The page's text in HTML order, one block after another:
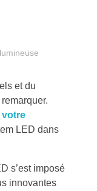
et du
votre
LED dans
s’est imposé
innovantes